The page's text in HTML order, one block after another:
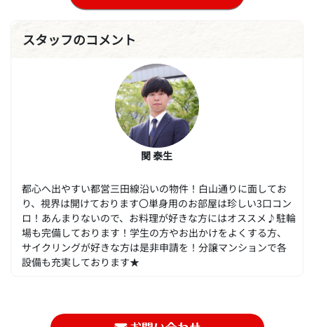
スタッフのコメント
関 泰生
都心へ出やすい都営三田線沿いの物件！白山通りに面してお
り、視界は開けております〇単身用のお部屋は珍しい3口コン
ロ！あんまりないので、お料理が好きな方にはオススメ♪駐輪
場も完備しております！学生の方やお出かけをよくする方、
サイクリングが好きな方は是非申請を！分譲マンションで各
設備も充実しております★